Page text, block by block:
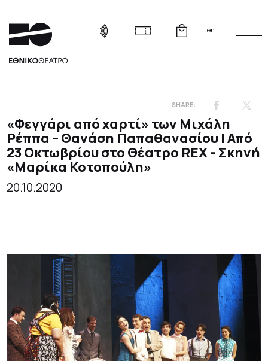
en
«Φεγγάρι από χαρτί» των Μιχάλη
Ρέππα – Θανάση Παπαθανασίου | Από
23 Οκτωβρίου στο Θέατρο REX - Σκηνή
«Μαρίκα Κοτοπούλη»
20.10.2020